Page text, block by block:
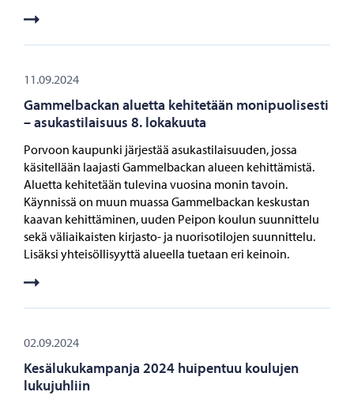
11.09.2024
Gammelbackan aluetta kehitetään monipuolisesti
– asukastilaisuus 8. lokakuuta
Porvoon kaupunki järjestää asukastilaisuuden, jossa
käsitellään laajasti Gammelbackan alueen kehittämistä.
Aluetta kehitetään tulevina vuosina monin tavoin.
Käynnissä on muun muassa Gammelbackan keskustan
kaavan kehittäminen, uuden Peipon koulun suunnittelu
sekä väliaikaisten kirjasto- ja nuorisotilojen suunnittelu.
Lisäksi yhteisöllisyyttä alueella tuetaan eri keinoin.
02.09.2024
Kesälukukampanja 2024 huipentuu koulujen
lukujuhliin